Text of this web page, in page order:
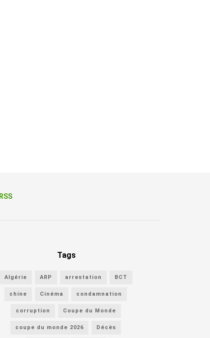
RSS
Tags
Algérie ARP arrestation BCT
chine Cinéma condamnation
corruption Coupe du Monde
coupe du monde 2026 Décès